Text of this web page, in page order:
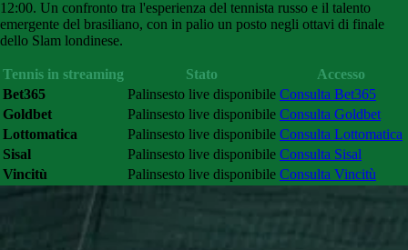
12:00. Un confronto tra l'esperienza del tennista russo e il talento
emergente del brasiliano, con in palio un posto negli ottavi di finale
dello Slam londinese.
Tennis in streaming Stato
Accesso
Bet365
Palinsesto live disponibile Consulta Bet365
Goldbet
Palinsesto live disponibile Consulta Goldbet
Lottomatica
Palinsesto live disponibile Consulta Lottomatica
Sisal
Palinsesto live disponibile Consulta Sisal
Vincitù
Palinsesto live disponibile Consulta Vincitù